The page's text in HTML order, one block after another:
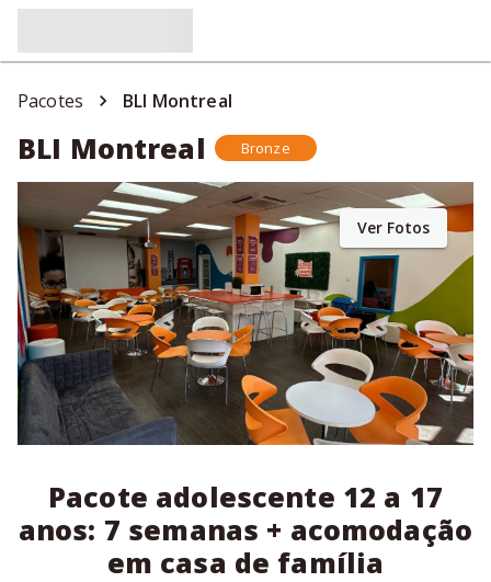
Pacotes BLI Montreal
BLI Montreal Bronze
Ver Fotos
Pacote adolescente 12 a 17
anos: 7 semanas + acomodação
em casa de família